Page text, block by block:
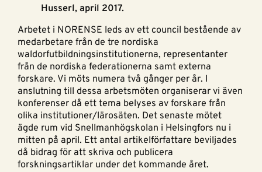
Husserl, april 2017.
Arbetet i NORENSE leds av ett council bestående av
medarbetare från de tre nordiska
waldorfutbildningsinstitutionerna, representanter
från de nordiska federationerna samt externa
forskare. Vi möts numera två gånger per år. I
anslutning till dessa arbetsmöten organiserar vi även
konferenser då ett tema belyses av forskare från
olika institutioner/lärosäten. Det senaste mötet
ägde rum vid Snellmanhögskolan i Helsingfors nu i
mitten på april. Ett antal artikelförfattare beviljades
då bidrag för att skriva och publicera
forskningsartiklar under det kommande året.